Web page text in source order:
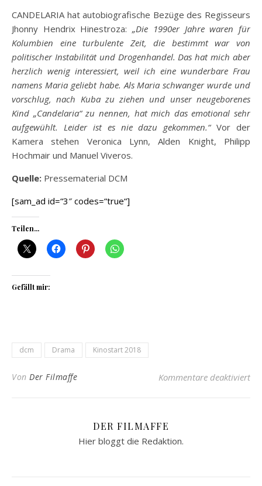
CANDELARIA hat autobiografische Bezüge des Regisseurs
Jhonny Hendrix Hinestroza:„Die 1990er Jahre waren für
Kolumbien eine turbulente Zeit, die bestimmt war von
politischer Instabilität und Drogenhandel. Das hat mich aber
herzlich wenig interessiert, weil ich eine wunderbare Frau
namens Maria geliebt habe. Als Maria schwanger wurde und
vorschlug, nach Kuba zu ziehen und unser neugeborenes
Kind „Candelaria“ zu nennen, hat mich das emotional sehr
aufgewühlt. Leider ist es nie dazu gekommen.“Vor der
Kamera stehen Veronica Lynn, Alden Knight, Philipp
Hochmair und Manuel Viveros.
Quelle: Pressematerial DCM
[sam_ad id=“3″ codes=“true“]
Teilen...
Gefällt mir:
dcm Drama Kinostart 2018
Von Der Filmaffe Kommentare deaktiviertfür
DER FILMAFFE
Hier bloggt die Redaktion.